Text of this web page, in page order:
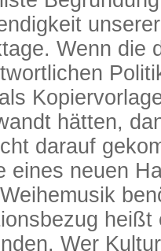
Wenn die
hätten,
darauf
eines neuen
heißt
Wer